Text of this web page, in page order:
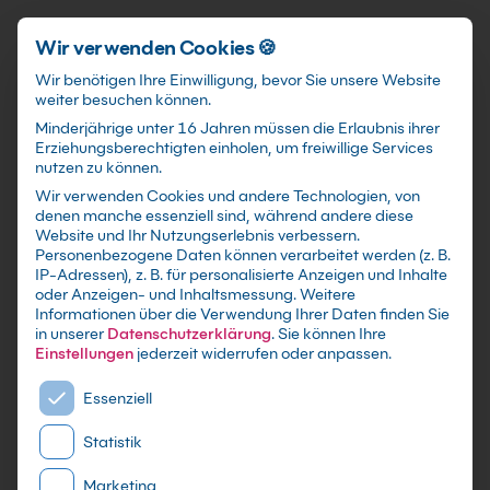
Schnellzugriff
KI für Journalisten Kurs:
Recherche und Fact-
Checking
Schneller verifizieren, sauber belegen, Risiken
erkennen: KI als Recherche-Partner im
Redaktionsalltag.
Wir verwenden Cookies 🍪
Wir benötigen Ihre Einwilligung, bevor Sie unsere Website
weiter besuchen können.
Minderjährige unter 16 Jahren müssen die Erlaubnis ihrer
Erziehungsberechtigten einholen, um freiwillige Services
nutzen zu können.
Wir verwenden Cookies und andere Technologien, von
denen manche essenziell sind, während andere diese
Website und Ihr Nutzungserlebnis verbessern.
Personenbezogene Daten können verarbeitet werden (z. B.
IP-Adressen), z. B. für personalisierte Anzeigen und Inhalte
oder Anzeigen- und Inhaltsmessung.Weitere
Informationen über die Verwendung Ihrer Daten finden Sie
in unserer Datenschutzerklärung.Sie können Ihre
Einstellungen jederzeit widerrufen oder anpassen.
Es folgt eine Liste der Service-Gruppen, für die eine
Essenziell
Statistik
Marketing